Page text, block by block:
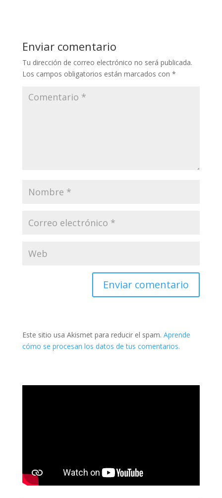
Enviar comentario
Tu dirección de correo electrónico no será publicada.
Los campos obligatorios están marcados con *
Este sitio usa Akismet para reducir el spam. Aprende
cómo se procesan los datos de tus comentarios.